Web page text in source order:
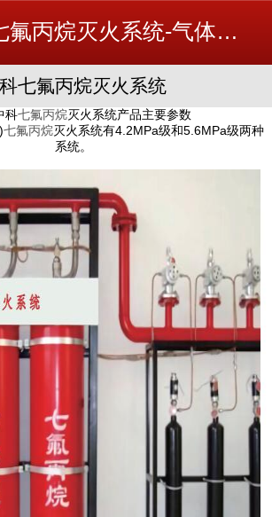
中科七氟丙烷灭火系统-气体灭火系统-消防设备安装_北京探测器清洗_江苏消防改造维修-苏州消防工程施工安装公司-
七氟丙烷灭火系统
科七氟丙烷灭火系统产品主要参数
七氟丙烷灭火系统有4.2MPa级和5.6MPa级两种
系统。